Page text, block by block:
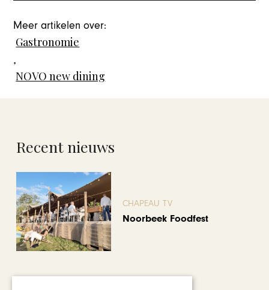
Meer artikelen over:
Gastronomie
,
NOVO new dining
Recent nieuws
CHAPEAU TV
Noorbeek Foodfest